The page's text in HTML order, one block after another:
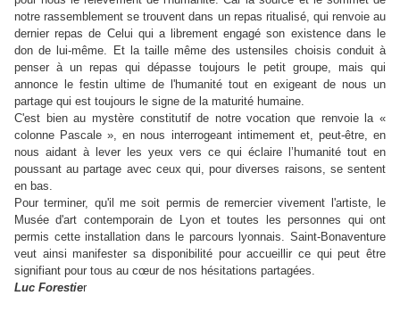
notre rassemblement se trouvent dans un repas ritualisé, qui renvoie au
dernier repas de Celui qui a librement engagé son existence dans le
don de lui-même. Et la taille même des ustensiles choisis conduit à
penser à un repas qui dépasse toujours le petit groupe, mais qui
annonce le festin ultime de l'humanité tout en exigeant de nous un
partage qui est toujours le signe de la maturité humaine.
C'est bien au mystère constitutif de notre vocation que renvoie la «
colonne Pascale », en nous interrogeant intimement et, peut-être, en
nous aidant à lever les yeux vers ce qui éclaire l’humanité tout en
poussant au partage avec ceux qui, pour diverses raisons, se sentent
en bas.
Pour terminer, qu'il me soit permis de remercier vivement l'artiste, le
Musée d'art contemporain de Lyon et toutes les personnes qui ont
permis cette installation dans le parcours lyonnais. Saint-Bonaventure
veut ainsi manifester sa disponibilité pour accueillir ce qui peut être
signifiant pour tous au cœur de nos hésitations partagées.
Luc Forestier